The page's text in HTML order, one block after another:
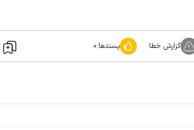
گزارش خطا پسندها:۰